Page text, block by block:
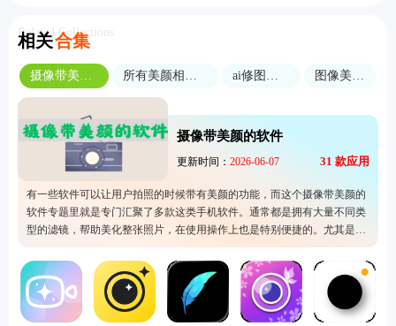
相关合集
Related Collections
摄像带美颜的软件
更新时间： 2026-06-07 31 款应用
有一些软件可以让用户拍照的时候带有美颜的功能，而这个摄像带美颜的
软件专题里就是专门汇聚了多款这类手机软件。通常都是拥有大量不同类
型的滤镜，帮助美化整张照片，在使用操作上也是特别便捷的。尤其是经
常爱拍照的人就更要使用这里的软件了，避免自己辛苦拍的照片变得很普
通，所以快来选择其中一款吧。